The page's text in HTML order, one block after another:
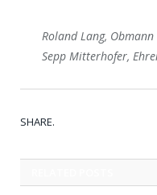
Roland Lang,
Sepp Mitterhofer,
SHARE.